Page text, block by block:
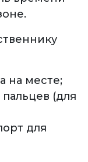
на месте;
(для
для